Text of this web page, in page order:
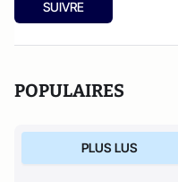
chez le même éditeur.
SUIVRE
POPULAIRES
PLUS LUS